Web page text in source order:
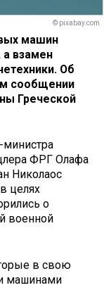
© pixabay.com
машин
взамен
Об
сообщении
Греческой
министра
ФРГ Олафа
Николаос
целях
о
военной
в свою
машинами